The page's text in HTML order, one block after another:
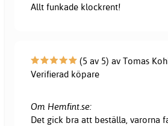
Allt funkade klockrent!
(5 av 5) av Tomas
Verifierad köpare
Om Hemfint.se:
Det gick bra att beställa, varorna